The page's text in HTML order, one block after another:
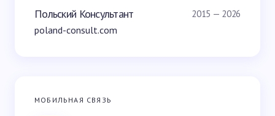
Польский Консультант 2015 — 2026
poland-consult.com
МОБИЛЬНАЯ СВЯЗЬ